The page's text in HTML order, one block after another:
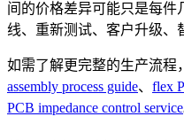
间的价格差异可能只是每件
线、重新测试、客户升级、
如需了解更完整的生产流程
assembly process guide、 flex
PCB impedance control service